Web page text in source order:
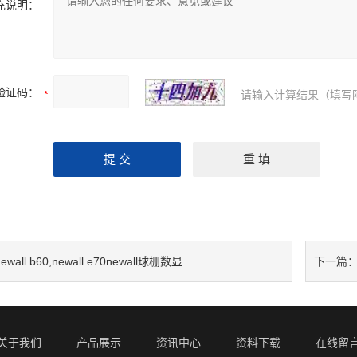
说明：
证码： 请输入计算结果（填写
b60,newall e70newall球栅数显 下一篇
于我们 产品展示 资讯中心 资料下载 在线留